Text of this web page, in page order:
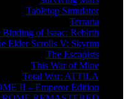
Tabletop Simulator
Terraria
Binding of Isaac: Rebirth
Elder Scrolls V: Skyrim
The Escapists
This War of Mine
Total War: ATTILA
II – Emperor Edition